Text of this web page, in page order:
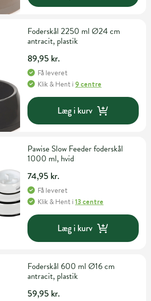
Foderskål 2250 ml Ø24 cm
antracit, plastik
89,95 kr.
Få leveret
Klik & Hent i 9 centre
Læg i kurv
Pawise Slow Feeder foderskål
1000 ml, hvid
74,95 kr.
Få leveret
Klik & Hent i13 centre
Læg i kurv
Foderskål 600 ml Ø16 cm
antracit, plastik
59,95 kr.